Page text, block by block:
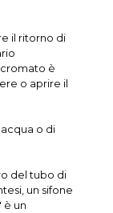
il ritorno di
è
o aprire il
o di
del tubo di
un sifone
è un